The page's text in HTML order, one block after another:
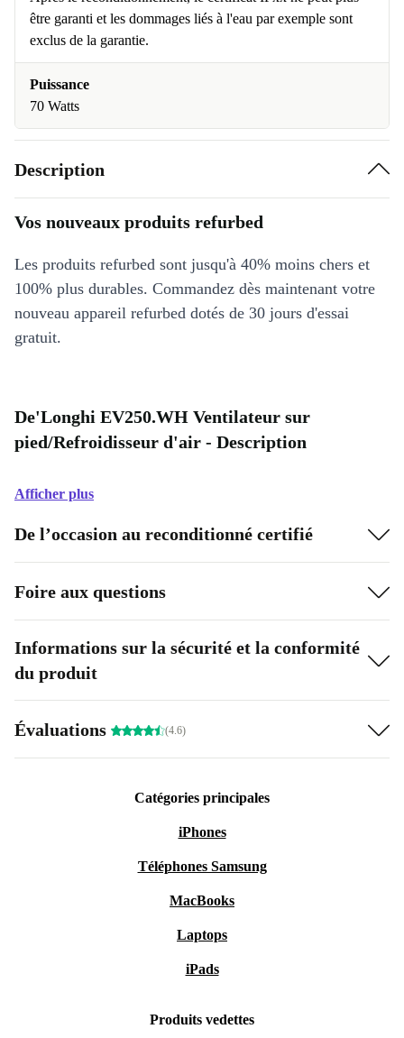
être garanti et les dommages liés à l'eau par exemple sont
exclus de la garantie.
Puissance
70 Watts
Description
Vos nouveaux produits refurbed
Les produits refurbed sont jusqu'à 40% moins chers et
100% plus durables. Commandez dès maintenant votre
nouveau appareil refurbed dotés de 30 jours d'essai
gratuit.
De'Longhi EV250.WH Ventilateur sur
pied/Refroidisseur d'air - Description
Afficher plus
De l’occasion au reconditionné certifié
Foire aux questions
Informations sur la sécurité et la conformité
du produit
Évaluations (4.6)
Catégories principales
iPhones
Téléphones Samsung
MacBooks
Laptops
iPads
Produits vedettes